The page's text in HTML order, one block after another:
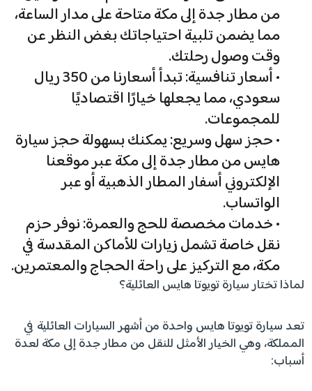
من مطار جدة إلى مكة متاحة على مدار الساعة،
مما يضمن تلبية احتياجاتك بغض النظر عن
وقت وصول رحلتك.
• أسعار تنافسية: تبدأ أسعارنا من 350 ريال
سعودي، مما يجعلها خيارًا اقتصاديًا
للمجموعات.
• حجز سهل وسريع: يمكنك بسهولة حجز سيارة
هايس من مطار جدة إلى مكة عبر موقعنا
الإلكتروني أسفار المطار الذهبية أو عبر
الواتساب.
• خدمات مخصصة للحج والعمرة: نوفر حزم
نقل خاصة تشمل زيارات للأماكن المقدسة في
مكة، مع التركيز على راحة الحجاج والمعتمرين.
لماذا تختار سيارة تويوتا هايس العائلية؟
تعد سيارة تويوتا هايس واحدة من أشهر السيارات العائلية في
المملكة، وهي الخيار الأمثل للنقل من مطار جدة إلى مكة لعدة
أسباب: